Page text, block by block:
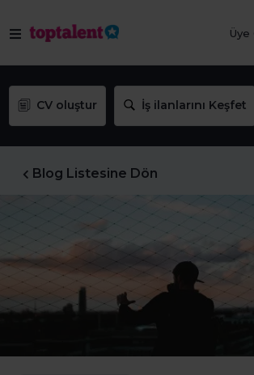
Üye
CV oluştur İş ilanlarını Keşfet
Blog Listesine Dön